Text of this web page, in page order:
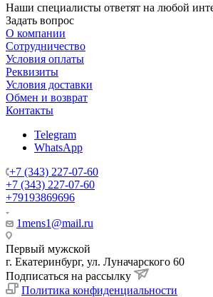
Наши специалисты ответят на любой
Задать вопрос
О компании
Сотрудничество
Условия оплаты
Реквизиты
Условия доставки
Обмен и возврат
Контакты
Telegram
WhatsApp
+7 (343) 227-07-60
+7 (343) 227-07-60
+79193869696
1mens1@mail.ru
Первый мужской
г. Екатеринбург, ул. Луначарского 60
Подписаться на рассылку
Политика конфиденциальности